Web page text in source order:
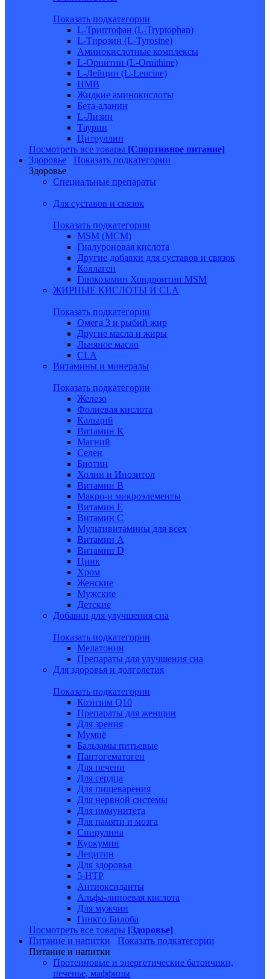
Показать подкатегории
L-Триптофан (L-Tryptophan)
L-Тирозин (L-Tyrosine)
Аминокислотные комплексы
L-Орнитин (L-Ornithine)
L-Лейцин (L-Leucine)
HMB
Жидкие аминокислоты
Бета-аланин
L-Лизин
Таурин
Цитруллин
Посмотреть все товары [Спортивное питание]
Здоровье
Показать подкатегории
Здоровье
Специальные препараты
Для суставов и связок
Показать подкатегории
MSM (МСМ)
Гиалуроновая кислота
Другие добавки для суставов и связок
Коллаген
Глюкозамин Хондроитин MSM
ЖИРНЫЕ КИСЛОТЫ И CLA
Показать подкатегории
Омега 3 и рыбий жир
Другие масла и жиры
Льняное масло
CLA
Витамины и минералы
Показать подкатегории
Железо
Фолиевая кислота
Кальций
Витамин K
Магний
Селен
Биотин
Холин и Инозитол
Витамин B
Макро-и микроэлементы
Витамин Е
Витамин С
Мультивитамины для всех
Витамин A
Витамин D
Цинк
Хром
Женские
Мужские
Детские
Добавки для улучшения сна
Показать подкатегории
Мелатонин
Препараты для улучшения сна
Для здоровья и долголетия
Показать подкатегории
Коэнзим Q10
Препараты для женщин
Для зрения
Мумиё
Бальзамы питьевые
Пантогематоген
Для печени
Для сердца
Для пищеварения
Для нервной системы
Для иммунитета
Для памяти и мозга
Спирулина
Куркумин
Лецитин
Для здоровья
5-HTP
Антиоксиданты
Альфа-липоевая кислота
Для мужчин
Гинкго Билоба
Посмотреть все товары [Здоровье]
Питание и напитки
Показать подкатегории
Питание и напитки
Протеиновые и энергетические батончики,
печенье, маффины